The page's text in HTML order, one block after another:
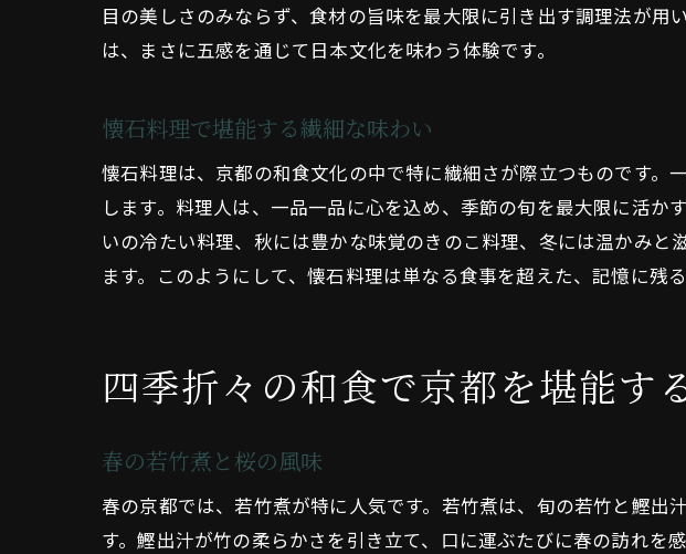
夏の涼しさを感
氷を使った
暑気払いの
夏の暑さを
栗や柿を用い
秋の収穫を
和食から感
目の美しさのみならず、食材の旨味を最大限に引き出す調理法が
は、まさに五感を通じて日本文化を味わう体験です。
懐石料理で堪能する繊細な味わい
懐石料理は、京都の和食文化の中で特に繊細さが際立つものです
します。料理人は、一品一品に心を込め、季節の旬を最大限に活
いの冷たい料理、秋には豊かな味覚のきのこ料理、冬には温かみ
ます。このようにして、懐石料理は単なる食事を超えた、記憶に残
四季折々の和食で京都を堪能す
春の若竹煮と桜の風味
春の京都では、若竹煮が特に人気です。若竹煮は、旬の若竹と鰹
す。鰹出汁が竹の柔らかさを引き立て、口に運ぶたびに春の訪れを